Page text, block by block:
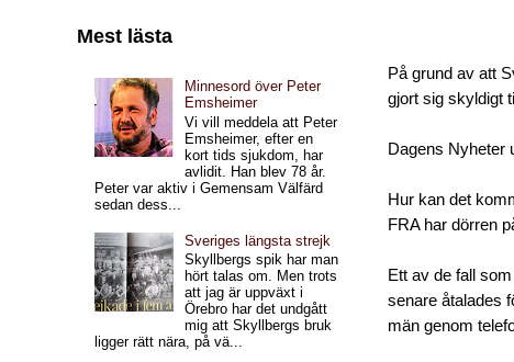
På grund av att
gjort sig skyldigt
Dagens Nyheter
Hur kan det
FRA har dörren
Ett av de fall
senare åtalades
män genom
Mest lästa
Minnesord över Peter
Emsheimer
Vi vill meddela att Peter
Emsheimer, efter en
kort tids sjukdom, har
avlidit. Han blev 78 år.
Peter var aktiv i Gemensam Välfärd
sedan dess...
Sveriges längsta strejk
Skyllbergs spik har man
hört talas om. Men trots
att jag är uppväxt i
Örebro har det undgått
mig att Skyllbergs bruk
ligger rätt nära, på vä...